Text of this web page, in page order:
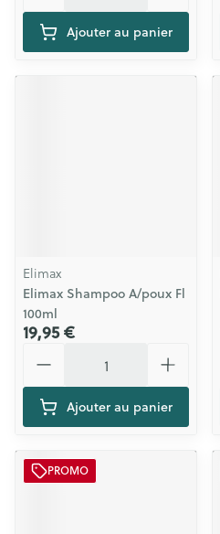
Ajouter au panier
Elimax
Elimax Shampoo A/poux Fl
100ml
19,95 €
Ajouter au panier
PROMO